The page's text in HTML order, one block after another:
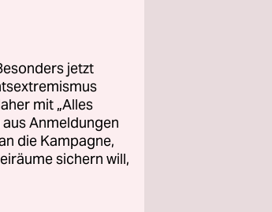
jetzt
mit „Alles
Anmeldungen
die Kampagne,
sichern will,